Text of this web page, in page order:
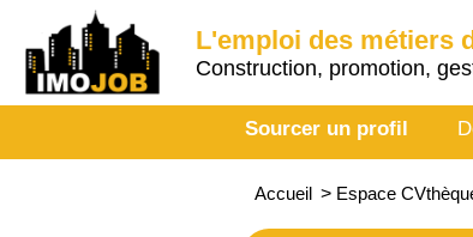
L'emploi des métiers
Construction, promotion,
Sourcer un profil
Accueil > Espace